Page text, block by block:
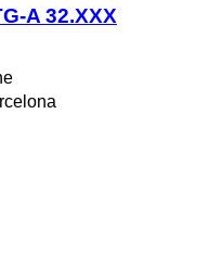
A 32.XXX